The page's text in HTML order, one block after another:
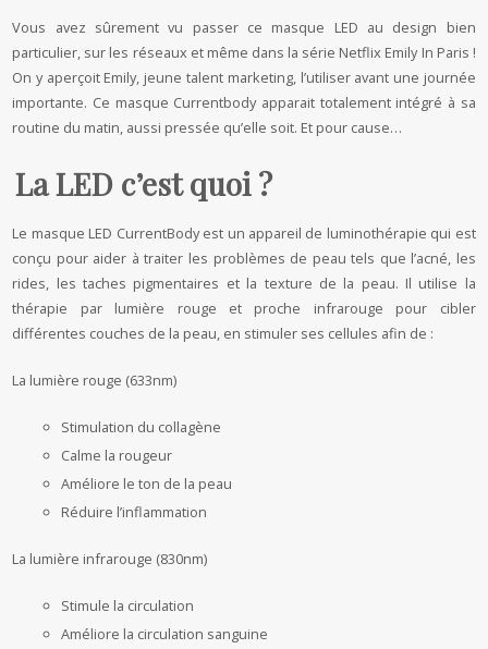
Vous avez sûrement vu passer ce masque LED au design bien
particulier, sur les réseaux et même dans la série Netflix Emily In Paris !
On y aperçoit Emily, jeune talent marketing, l’utiliser avant une journée
importante. Ce masque Currentbody apparait totalement intégré à sa
routine du matin, aussi pressée qu’elle soit. Et pour cause…
La LED c’est quoi ?
Le masque LED CurrentBody est un appareil de luminothérapie qui est
conçu pour aider à traiter les problèmes de peau tels que l’acné, les
rides, les taches pigmentaires et la texture de la peau. Il utilise la
thérapie par lumière rouge et proche infrarouge pour cibler
différentes couches de la peau, en stimuler ses cellules afin de :
La lumière rouge (633nm)
Stimulation du collagène
Calme la rougeur
Améliore le ton de la peau
Réduire l’inflammation
La lumière infrarouge (830nm)
Stimule la circulation
Améliore la circulation sanguine